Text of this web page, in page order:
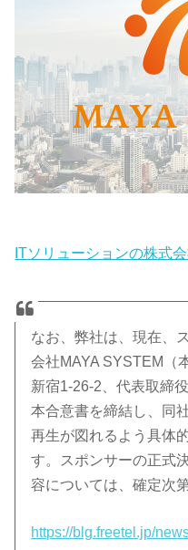
ITソリューションの株式
なお、弊社は、現在、
会社MAYA SYSTEM（
新宿1-26-2、代表取締
本合意書を締結し、同
再生が図れるよう具体
す。スポンサーの正式
容については、確定次
https://blg.freetel.jp/